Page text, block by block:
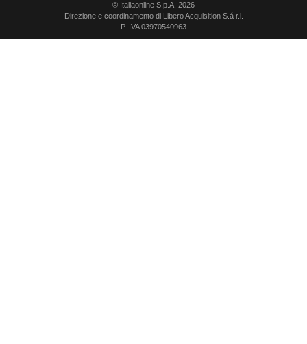
© Italiaonline S.p.A. 2026
Direzione e coordinamento di Libero Acquisition S.á r.l.
P. IVA 03970540963